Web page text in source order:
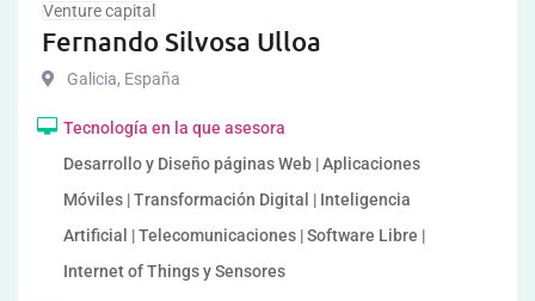
Venture capital
Fernando Silvosa Ulloa
Galicia, España
Tecnología en la que asesora
Desarrollo y Diseño páginas Web | Aplicaciones
Móviles | Transformación Digital | Inteligencia
Artificial | Telecomunicaciones | Software Libre |
Internet of Things y Sensores